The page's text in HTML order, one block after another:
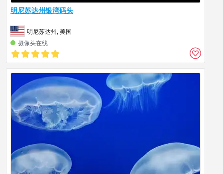
明尼苏达州银湾码头
明尼苏达州, 美国
摄像头在线